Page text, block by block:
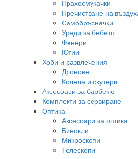
Прахосмукачки
Пречистване на
Самобръсначки
Уреди за бебето
Фенери
Ютии
Хоби и развлечения
Дронове
Колела и скутери
Аксесоари за барбекю
Комплекти за сервиране
Оптика
Аксесоари за оптика
Бинокли
Микроскопи
Телескопи